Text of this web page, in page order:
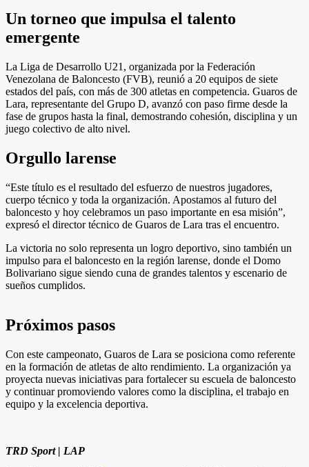
Un torneo que impulsa el talento
emergente
La Liga de Desarrollo U21, organizada por la Federación
Venezolana de Baloncesto (FVB), reunió a 20 equipos de siete
estados del país, con más de 300 atletas en competencia. Guaros de
Lara, representante del Grupo D, avanzó con paso firme desde la
fase de grupos hasta la final, demostrando cohesión, disciplina y un
juego colectivo de alto nivel.
Orgullo larense
“Este título es el resultado del esfuerzo de nuestros jugadores,
cuerpo técnico y toda la organización. Apostamos al futuro del
baloncesto y hoy celebramos un paso importante en esa misión”,
expresó el director técnico de Guaros de Lara tras el encuentro.
La victoria no solo representa un logro deportivo, sino también un
impulso para el baloncesto en la región larense, donde el Domo
Bolivariano sigue siendo cuna de grandes talentos y escenario de
sueños cumplidos.
Próximos pasos
Con este campeonato, Guaros de Lara se posiciona como referente
en la formación de atletas de alto rendimiento. La organización ya
proyecta nuevas iniciativas para fortalecer su escuela de baloncesto
y continuar promoviendo valores como la disciplina, el trabajo en
equipo y la excelencia deportiva.
TRD Sport | LAP